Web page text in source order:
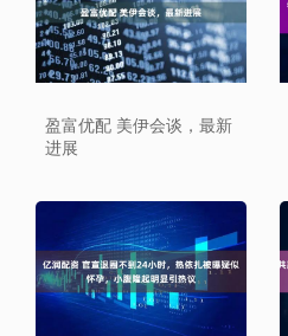
盈富优配 美伊会谈，最新
进展